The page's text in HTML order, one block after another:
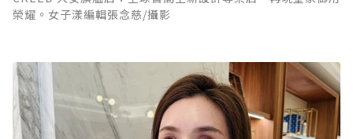
榮耀。女子漾編輯張念慈/攝影